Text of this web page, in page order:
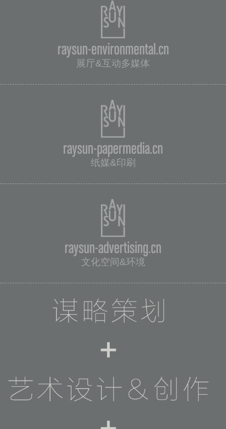
raysun-environmental.cn
展厅&互动多媒体
raysun-papermedia.cn
纸媒&印刷
raysun-advertising.cn
文化空间&环境